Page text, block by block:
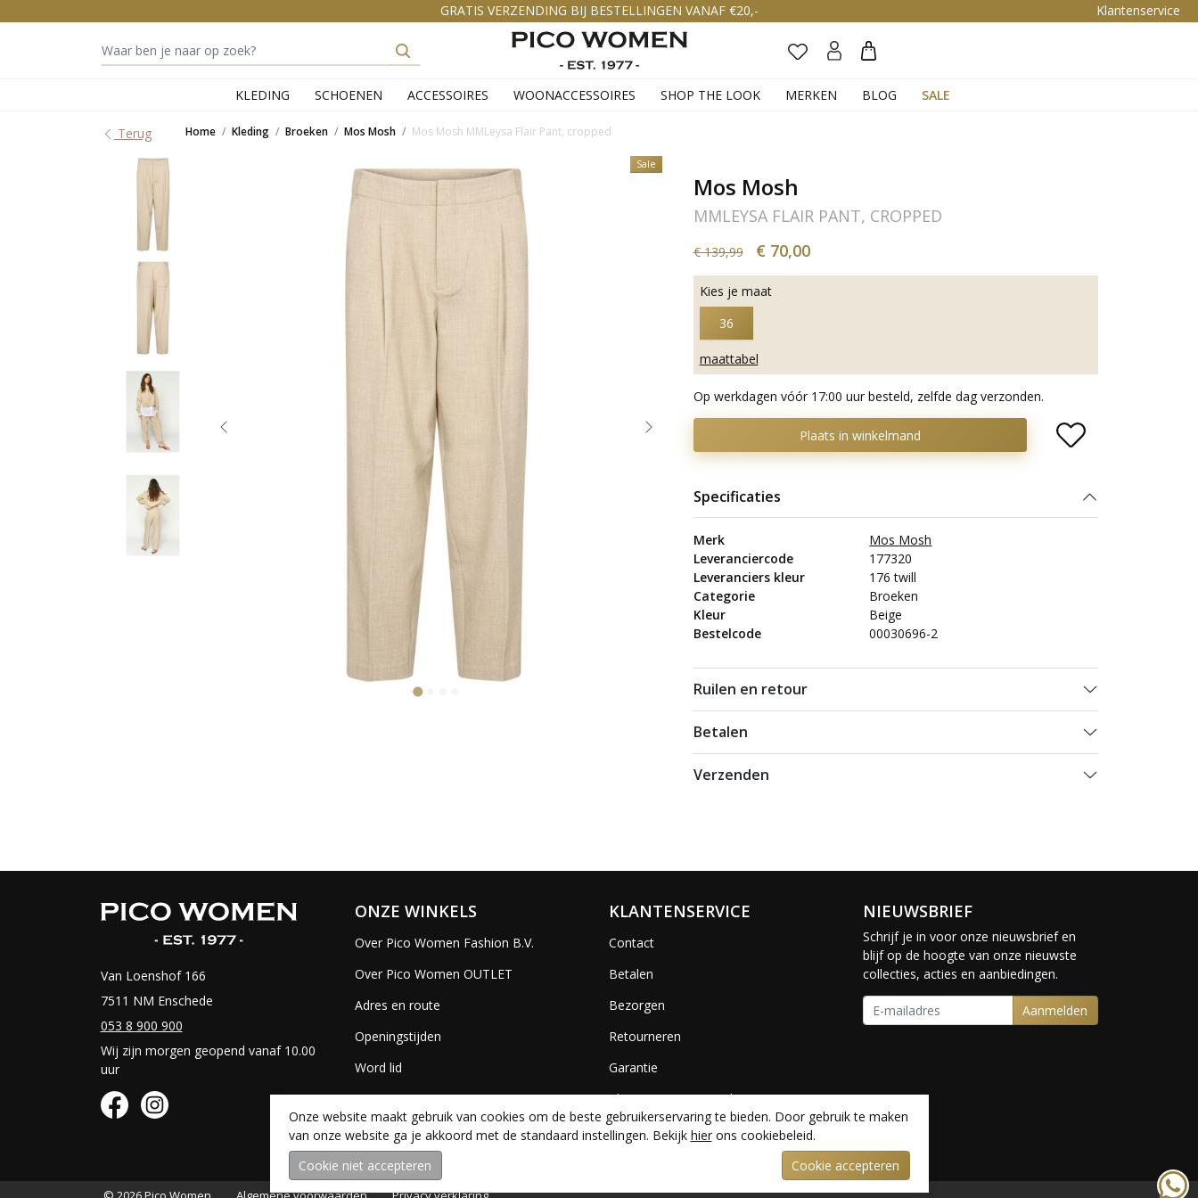
GRATIS VERZENDING BIJ BESTELLINGEN VANAF €20,- Klantenservice
KLEDING SCHOENEN ACCESSOIRES WOONACCESSOIRES SHOP THE LOOK MERKEN BLOG SALE
Zoeken
Terug Home Kleding Broeken Mos Mosh Mos Mosh MMLeysa Flair Pant, cropped
Sale
Mos Mosh
MMLEYSA FLAIR PANT, CROPPED
€ 139,99 € 70,00
Kies je maat
36
maattabel
Op werkdagen vóór 17:00 uur besteld, zelfde dag verzonden.
Plaats in winkelmand
Specificaties
Merk
Mos Mosh
Leveranciercode
177320
Leveranciers kleur
176 twill
Categorie
Broeken
Kleur
Beige
Bestelcode
00030696-2
Ruilen en retour
Betalen
Verzenden
Van Loenshof 166
7511 NM Enschede
053 8 900 900
Wij zijn morgen geopend vanaf 10.00
uur
ONZE WINKELS
Over Pico Women Fashion B.V.
Over Pico Women OUTLET
Adres en route
Openingstijden
Word lid
Vacatures
KLANTENSERVICE
Contact
Betalen
Bezorgen
Retourneren
Garantie
Algemene voorwaarden
NIEUWSBRIEF
Schrijf je in voor onze nieuwsbrief en
blijf op de hoogte van onze nieuwste
collecties, acties en aanbiedingen.
Aanmelden
Onze website maakt gebruik van cookies om de beste gebruikerservaring te bieden. Door gebruik te maken
van onze website ga je akkoord met de standaard instellingen. Bekijk hierons cookiebeleid.